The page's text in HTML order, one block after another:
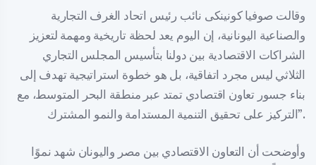
وقالت صوفيا كونينكى نائب رئيس اتحاد الغرف التجارية
والصناعية اليونانية، إن اليوم يعد لحظة تاريخية ومهمة لتعزيز
الشراكات الاقتصادية بين دولنا بتأسيس المجلس التجاري
الثلاثي ليس مجرد اتفاقية، بل هو خطوة استراتيجية تهدف إلى
بناء جسور تعاون اقتصادي تمتد عبر منطقة البحر المتوسط، مع
التركيز على تحقيق التنمية المستدامة والنمو المشترك”.
وأوضحت أن التعاون الاقتصادي بين مصر واليونان شهد نموًا